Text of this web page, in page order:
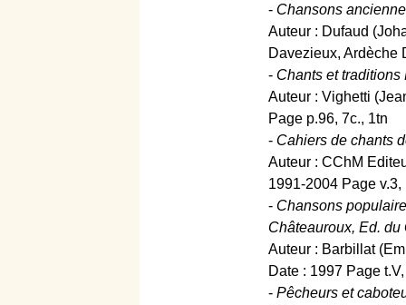
- Chansons
Auteur : Dufaud
Davezieux, Ardèche
- Chants et
Auteur : Vighetti
Page p.96, 7c., 1tn
- Cahiers de chants
Auteur : CChM
1991-2004 Page v.3,
- Chansons
Châteauroux, Ed.
Auteur : Barbillat
Date : 1997 Page
- Pêcheurs et